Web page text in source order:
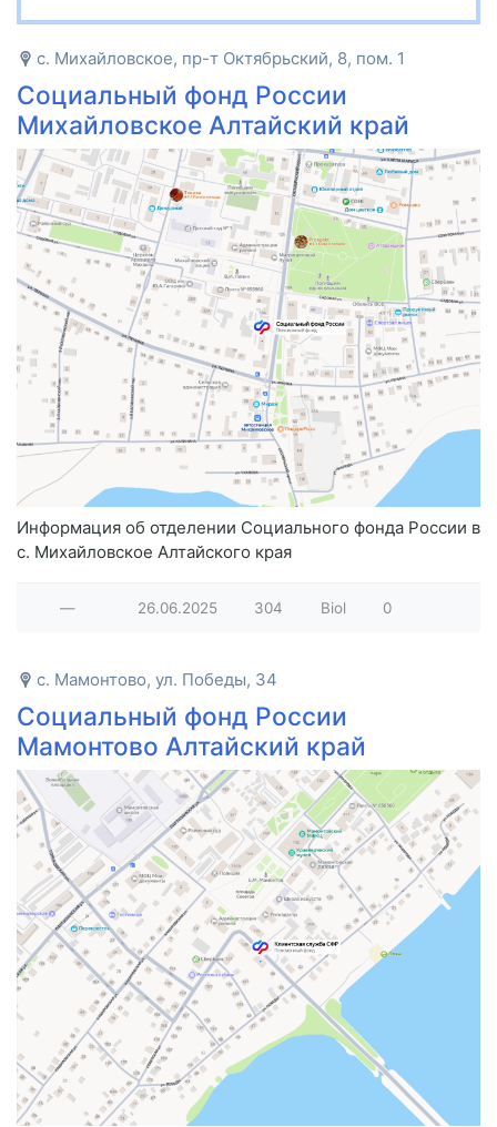
с. Михайловское, пр-т Октябрьский, 8, пом. 1
Социальный фонд России
Михайловское Алтайский край
Информация об отделении Социального фонда России в
с. Михайловское Алтайского края
— 26.06.2025 304 Biol 0
с. Мамонтово, ул. Победы, 34
Социальный фонд России
Мамонтово Алтайский край